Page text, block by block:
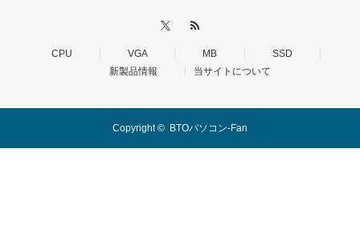
CPU VGA MB
SSD
新製品情報
当サイトについて
Copyright © BTOパソコン-Fan